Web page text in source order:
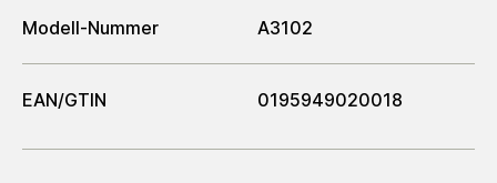
Modell-Nummer A3102
EAN/GTIN 0195949020018